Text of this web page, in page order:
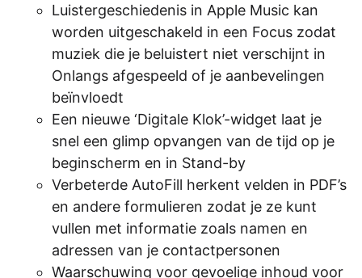
Luistergeschiedenis in Apple Music kan
worden uitgeschakeld in een Focus zodat
muziek die je beluistert niet verschijnt in
Onlangs afgespeeld of je aanbevelingen
beïnvloedt
Een nieuwe ‘Digitale Klok’-widget laat je
snel een glimp opvangen van de tijd op je
beginscherm en in Stand-by
Verbeterde AutoFill herkent velden in PDF’s
en andere formulieren zodat je ze kunt
vullen met informatie zoals namen en
adressen van je contactpersonen
Waarschuwing voor gevoelige inhoud voor